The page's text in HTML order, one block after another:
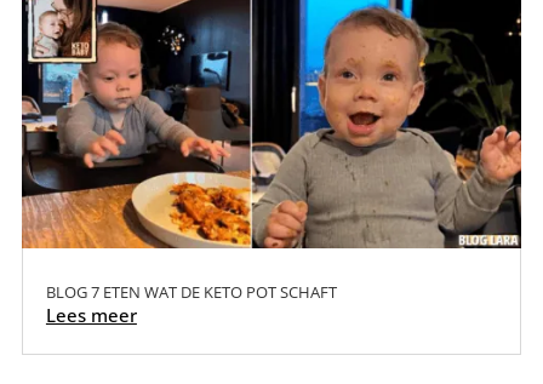
BLOG 7 ETEN WAT DE KETO POT SCHAFT
Lees meer